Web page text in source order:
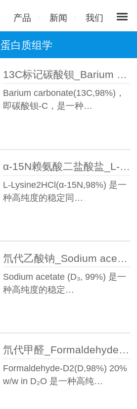
产品 新闻 我们
蛋白质组学
13C标记碳酸钡_Barium carbonate(13C,98%)丨51956-33-3
Barium carbonate(13C,98%)，
即碳酸钡-C，是一种…
α-15N赖氨酸二盐酸盐_L-Lysine·2HCl(α-15N,98%)丨204451-50-3
L-Lysine2HCl(α-15N,98%) 是一
种高纯度的稳定同…
氘代乙酸钠_Sodium acetate(D3,99%)丨39230-37-0
Sodium acetate (D₃, 99%) 是一
种高纯度的稳定…
氘代甲醛_Formaldehyde-D2(D,98%) 20% w/w in D2O丨1664-98-8
Formaldehyde-D2(D,98%) 20%
w/w in D₂O 是一种高纯…